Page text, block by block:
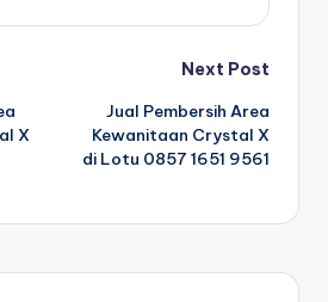
X
Next Post
Jual Pembersih Area
Kewanitaan Crystal X
di Lotu 0857 1651 9561